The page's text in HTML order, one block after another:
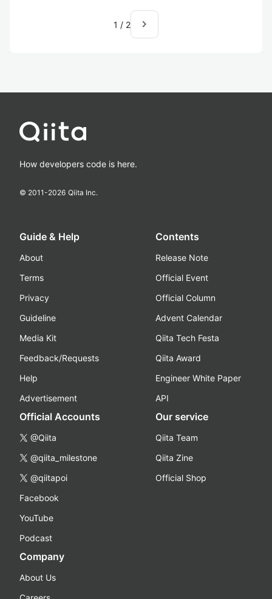
1 / 2 navigate_next
How developers code is here.
© 2011-2026 Qiita Inc.
Guide & Help
About
Terms
Privacy
Guideline
Media Kit
Feedback/Requests
Help
Advertisement
Contents
Release Note
Official Event
Official Column
Advent Calendar
Qiita Tech Festa
Qiita Award
Engineer White Paper
API
Official Accounts
@Qiita
@qiita_milestone
@qiitapoi
Facebook
YouTube
Podcast
Our service
Qiita Team
Qiita Zine
Official Shop
Company
About Us